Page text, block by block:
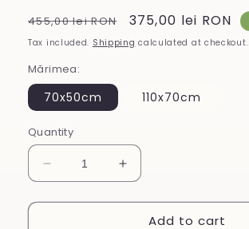
Regular
price
455,00 lei RON
Sale
price
375,00 lei RON
Tax included. Shipping calculated at checkout.
Mărimea:
70x50cm 110x70cm
Quantity
Decrease
quantity
for
Increase
quantity
for
TablouAdd to cart